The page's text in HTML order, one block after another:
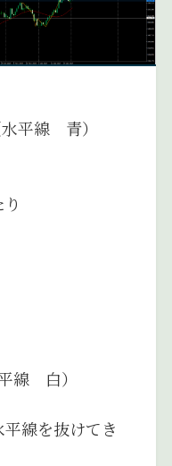
線 青）
線 白）
線を抜けてき